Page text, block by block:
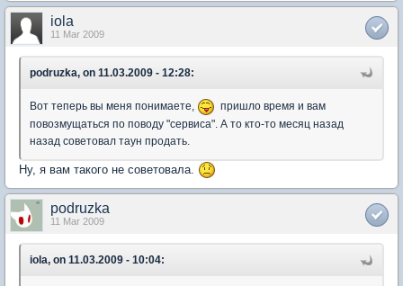
iola
11 Mar 2009
podruzka, on 11.03.2009 - 12:28:
Вот теперь вы меня понимаете,
пришло время и вам
повозмущаться по поводу "сервиса". А то кто-то месяц назад
назад советовал таун продать.
Ну, я вам такого не советовала.
podruzka
11 Mar 2009
iola, on 11.03.2009 - 10:04: